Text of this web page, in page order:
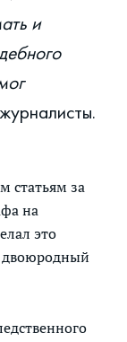
и
статьям за
на
это
двоюродный